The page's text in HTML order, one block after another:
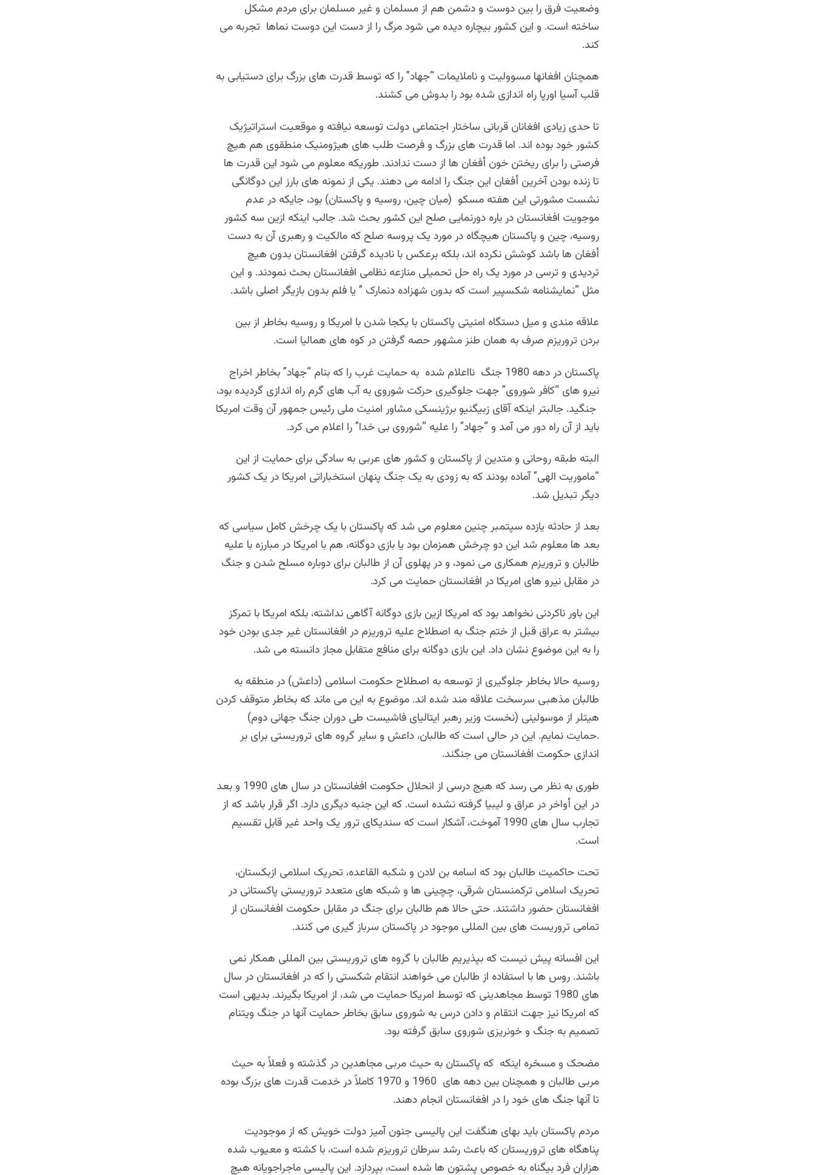
وضعیت فرق را بین دوست و دشمن هم از مسلمان و غیر مسلمان برای مردم مشکل
ساخته است. و این کشور بیچاره دیده می شود مرگ را از دست این دوست نماها تجربه می
کند.
همچنان افغانها مسوولیت و ناملایمات “جهاد” را که توسط قدرت های بزرگ برای دستیابی به
قلب آسیا اورپا راه اندازی شده بود را بدوش می کشند.
تا حدی زیادی افغانان قربانی ساختار اجتماعی دولت توسعه نیافته و موقعیت استراتیژیک
کشور خود بوده اند. اما قدرت های بزرگ و فرصت طلب های هیژومنیک منطقوی هم هیچ
فرصتی را برای ریختن خون أفغان ها از دست ندادند. طوریکه معلوم می شود این قدرت ها
تا زنده بودن آخرین أفغان این جنگ را ادامه می دهند. یکی از نمونه های بارز این دوگانگی
نشست مشورتی این هفته مسکو (میان چین، روسیه و پاکستان) بود، جایکه در عدم
موجویت افغانستان در باره دورنمایی صلح این کشور بحث شد. جالب اینکه ازین سه کشور
روسیه، چین و پاکستان هیچگاه در مورد یک پروسه صلح که مالکیت و رهبری آن به دست
أفغان ها باشد کوشش نکرده اند، بلکه برعکس با نادیده گرفتن افغانستان بدون هیچ
تردیدی و ترسی در مورد یک راه حل تحمیلی منازعه نظامی افغانستان بحث نمودند. و این
مثل “نمایشنامه شکسپیر است که بدون شهزاده دنمارک ” یا فلم بدون بازیگر اصلی باشد.
علاقه مندی و میل دستگاه امنیتی پاکستان با یکجا شدن با امریکا و روسیه بخاطر از بین
بردن تروریزم صرف به همان طنز مشهور حصه گرفتن در کوه های همالیا است.
پاکستان در دهه 1980 جنگ نااعلام شده به حمایت غرب را که بنام “جهاد” بخاطر اخراج
نیرو های “کافر شوروی” جهت جلوگیری حرکت شوروی به آب های گرم راه اندازی گردیده بود،
جنگید. جالبتر اینکه آقای زبیگنیو برژینسکی مشاور امنیت ملی رئیس جمهور آن وقت امریکا
باید از آن راه دور می آمد و “جهاد” را علیه “شوروی بی خدا” را اعلام می کرد.
البته طبقه روحانی و متدین از پاکستان و کشور های عربی به سادگی برای حمایت از این
“ماموریت الهی” آماده بودند که به زودی به یک جنگ پنهان استخباراتی امریکا در یک کشور
دیگر تبدیل شد.
بعد از حادثه یازده سپتمبر چنین معلوم می شد که پاکستان با یک چرخش کامل سیاسی که
بعد ها معلوم شد این دو چرخش همزمان بود یا بازی دوگانه، هم با امریکا در مبارزه با علیه
طالبان و تروریزم همکاری می نمود، و در پهلوی آن از طالبان برای دوباره مسلح شدن و جنگ
در مقابل نیرو های امریکا در افغانستان حمایت می کرد.
این باور ناکردنی نخواهد بود که امریکا ازین بازی دوگانه آگاهی نداشته، بلکه امریکا با تمرکز
بیشتر به عراق قبل از ختم جنگ به اصطلاح علیه تروریزم در افغانستان غیر جدی بودن خود
را به این موضوع نشان داد. این بازی دوگانه برای منافع متقابل مجاز دانسته می شد.
روسیه حالا بخاطر جلوگیری از توسعه به اصطلاح حکومت اسلامی (داعش) در منطقه به
طالبان مذهبی سرسخت علاقه مند شده اند. موضوع به این می ماند که بخاطر متوقف کردن
هیتلر از موسولینی (نخست وزیر رهبر ایتالیای فاشیست طی دوران جنگ جهانی دوم)
.حمایت نمایم. این در حالی است که طالبان، داعش و سایر گروه های تروریستی برای بر
اندازی حکومت افغانستان می جنگند.
طوری به نظر می رسد که هیج درسی از انحلال حکومت افغانستان در سال های 1990 و بعد
در این أواخر در عراق و لیبیا گرفته نشده است. که این جنبه دیگری دارد. اگر قرار باشد که از
تجارب سال های 1990 آموخت، آشکار است که سندیکای ترور یک واحد غیر قابل تقسیم
است.
تحت حاکمیت طالبان بود که اسامه بن لادن و شکبه القاعده، تحریک اسلامی ازبکستان،
تحریک اسلامی ترکمنستان شرقی، چچینی ها و شبکه های متعدد تروریستی پاکستانی در
افغانستان حضور داشتند. حتی حالا هم طالبان برای جنگ در مقابل حکومت افغانستان از
تمامی تروریست های بین المللی موجود در پاکستان سرباز گیری می کنند.
این افسانه پیش نیست که بپذیریم طالبان با گروه های تروریستی بین المللی همکار نمی
باشند. روس ها با استفاده از طالبان می خواهند انتقام شکستی را که در افغانستان در سال
های 1980 توسط مجاهدینی که توسط امریکا حمایت می شد، از امریکا بگیرند. بدیهی است
که امریکا نیز جهت انتقام و دادن درس به شوروی سابق بخاطر حمایت آنها در جنگ ویتنام
تصمیم به جنگ و خونریزی شوروی سابق گرفته بود.
مضحک و مسخره اینکه که پاکستان به حیث مربی مجاهدین در گذشته و فعلاً به حیث
مربی طالبان و همچنان بین دهه های 1960 و 1970 کاملاً در خدمت قدرت های بزرگ بوده
تا آنها جنگ های خود را در افغانستان انجام دهند.
مردم پاکستان باید بهای هنگفت این پالیسی جنون آمیز دولت خویش که از موجودیت
پناهگاه های تروریستان که باعث رشد سرطان تروریزم شده است، با کشته و معیوب شده
هزاران فرد بیگناه به خصوص پشتون ها شده است، بپردازد. این پالیسی ماجراجویانه هیچ